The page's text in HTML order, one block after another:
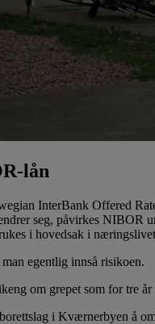
lån
InterBank Offered
seg, påvirkes NIBOR
i hovedsak i næringslivet
egentlig innså risikoen.
om grepet som for tre
i Kværnerbyen å